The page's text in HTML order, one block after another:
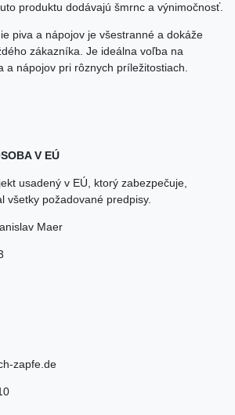
produktu dodávajú šmrnc a výnimočnosť.
piva a nápojov je všestranné a dokáže
zákazníka. Je ideálna voľba na
a nápojov pri rôznych príležitostiach.
V EÚ
usadený v EÚ, ktorý zabezpečuje,
všetky požadované predpisy.
Maer
zapfe.de